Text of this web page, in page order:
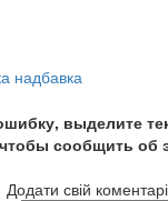
надбавка
выделите
сообщить об
Додати свій